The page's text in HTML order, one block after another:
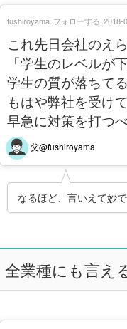
これ先日会社のえ
「学生のレベルが
学生の質が落ちて
もはや弊社を受け
早急に対策を打つ
父@fushiroyama
fushiroyama フォローする 2018-
なるほど、言いえて妙
全業種にも言え